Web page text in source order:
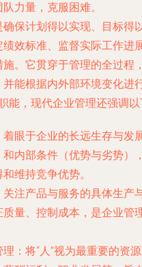
力量，克服困难。
确保计划得以实现、目标得
绩效标准、监督实际工作进
施。它贯穿于管理的全过程
能根据内外部环境变化进
能，现代企业管理还强调以
着眼于企业的长远生存与发
和内部条件（优势与劣势）
维持竞争优势。
关注产品与服务的具体生产
质量、控制成本，是企业管
理 ：将“人”视为最重要的资